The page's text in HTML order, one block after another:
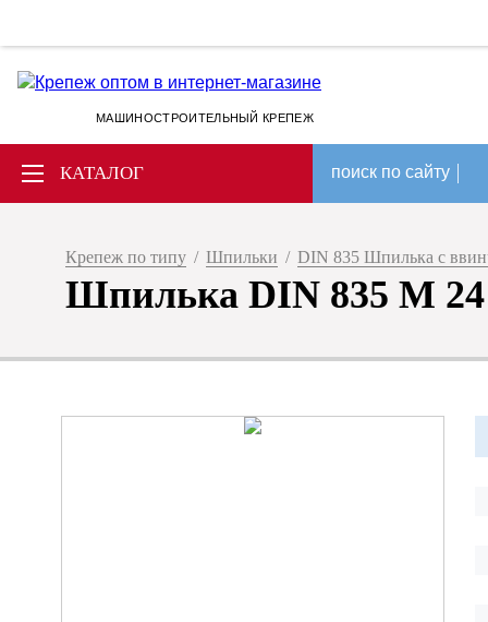
МАШИНОСТРОИТЕЛЬНЫЙ КРЕПЕЖ
КАТАЛОГ поиск по сайту
Крепеж по типу / Шпильки / DIN 835 Шпилька с
Шпилька DIN 835 M